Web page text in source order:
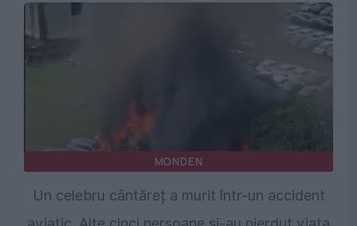
MONDEN
Un celebru cântăreț a murit într-un accident